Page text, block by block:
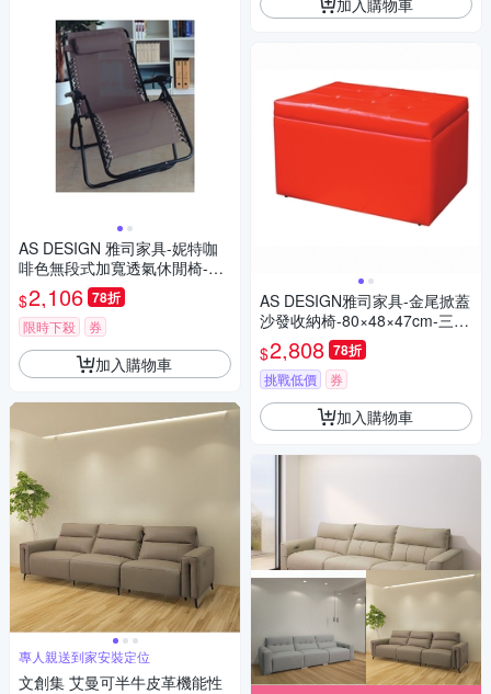
AS DESIGN 雅司家具-妮特咖
啡色無段式加寬透氣休閒椅-70
×103×109公分
$2,106 78折
限時下殺 券
加入購物車
專人親送到家安裝定位
文創集 艾曼可半牛皮革機能性
AS DESIGN雅司家具-金尾掀蓋
沙發收納椅-80×48×47cm-三色
可選
$2,808 78折
挑戰低價 券
加入購物車